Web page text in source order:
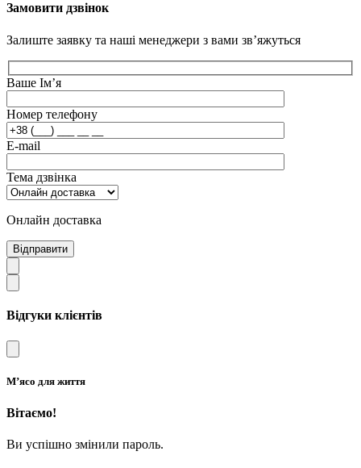
Замовити дзвінок
Залиште заявку та наші менеджери з вами зв’яжуться
Ваше Ім’я
Номер телефону
E-mail
Тема дзвінка
Онлайн доставка
Відправити
Відгуки клієнтів
М’ясо для життя
Вітаємо!
Ви успішно змінили пароль.